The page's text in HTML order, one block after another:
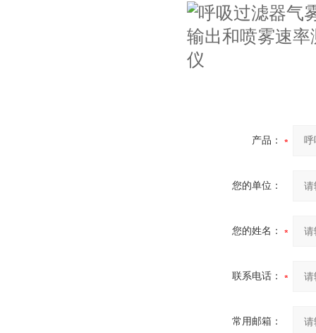
产品：
您的单位：
您的姓名：
联系电话：
常用邮箱：